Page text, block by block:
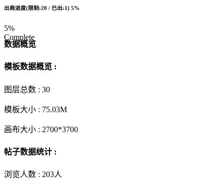
出商进度(限制:20 / 已出:1) 5%
5%
Complete
数据概览
模板数据概览 :
图层总数 : 30
模板大小 : 75.03M
画布大小 : 2700*3700
帖子数据统计 :
浏览人数 : 203人